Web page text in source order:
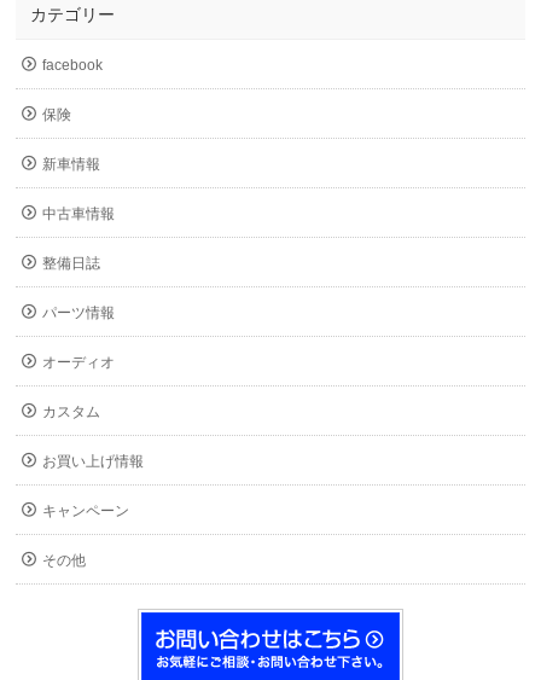
カテゴリー
facebook
保険
新車情報
中古車情報
整備日誌
パーツ情報
オーディオ
カスタム
お買い上げ情報
キャンペーン
その他